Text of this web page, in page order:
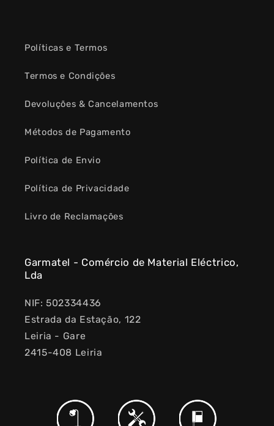
Políticas e Termos
Termos e Condições
Devoluções & Cancelamentos
Métodos de Pagamento
Política de Envio
Política de Privacidade
Livro de Reclamações
Garmatel - Comércio de Material Eléctrico,
Lda
NIF: 502334436
Estrada da Estação, 122
Leiria - Gare
2415-408 Leiria